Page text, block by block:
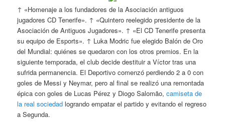
↑ «Homenaje a los fundadores de la Asociación antiguos
jugadores CD Tenerife». ↑ «Quintero reelegido presidente de la
Asociación de Antiguos Jugadores». ↑ «El CD Tenerife presenta
su equipo de Esports». ↑ Luka Modric fue elegido Balón de Oro
del Mundial: quiénes se quedaron con los otros premios. En la
siguiente temporada, el club decide destituir a Víctor tras una
sufrida permanencia. El Deportivo comenzó perdiendo 2 a 0 con
goles de Messi y Neymar, pero al final se realizó una remontada
épica con goles de Lucas Pérez y Diogo Salomão,camiseta de
la real sociedad logrando empatar el partido y evitando el regreso
a Segunda.